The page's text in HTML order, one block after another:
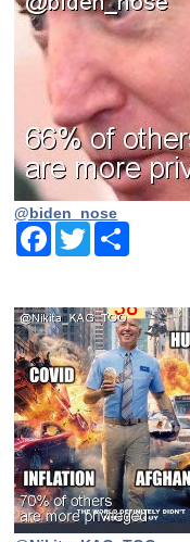
@biden_nose
Facebook
Twitter